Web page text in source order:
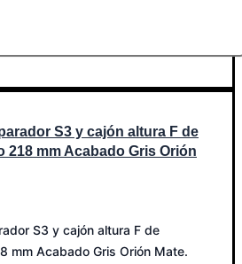
S3 y cajón altura F de
218 mm Acabado Gris Orión
S3 y cajón altura F de
mm Acabado Gris Orión Mate.